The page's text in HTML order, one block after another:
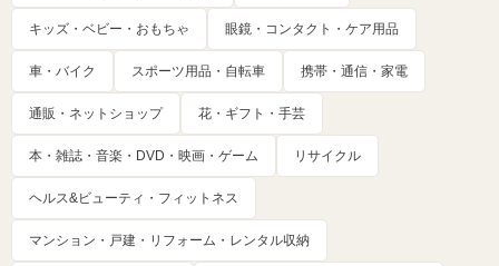
キッズ・ベビー・おもちゃ 眼鏡・コンタクト・ケア用品
車・バイク スポーツ用品・自転車 携帯・通信・家電
通販・ネットショップ 花・ギフト・手芸
本・雑誌・音楽・DVD・映画・ゲーム リサイクル
ヘルス&ビューティ・フィットネス
マンション・戸建・リフォーム・レンタル収納